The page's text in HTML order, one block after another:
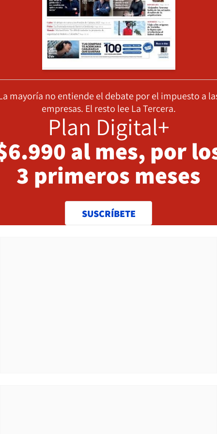
mayoría no entiende el debate por el impuesto a
empresas. El resto lee La Tercera.
Plan Digital+
al mes, por
3 primeros meses
SUSCRÍBETE